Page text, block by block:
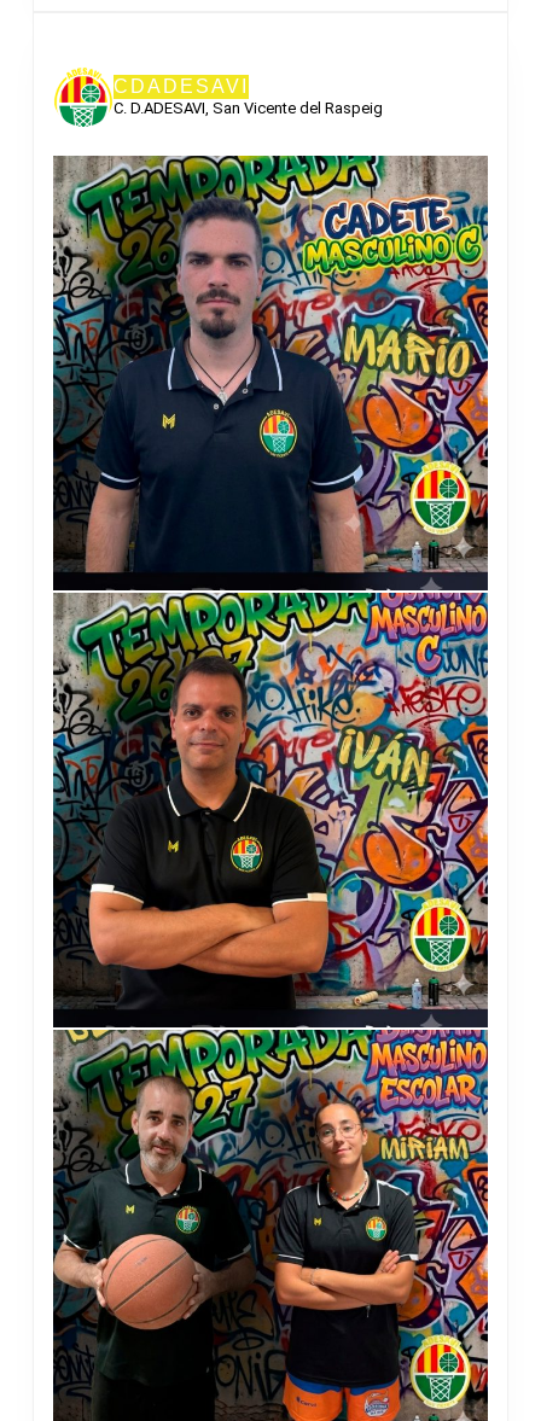
CDADESAVI
C. D.ADESAVI, San Vicente del Raspeig